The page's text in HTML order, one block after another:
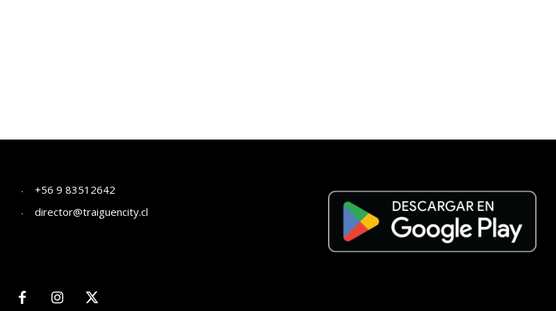
+56 9 83512642
director@traiguencity.cl